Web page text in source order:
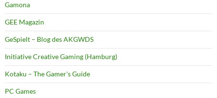
Gamona
GEE Magazin
GeSpielt – Blog des AKGWDS
Initiative Creative Gaming (Hamburg)
Kotaku – The Gamer's Guide
PC Games